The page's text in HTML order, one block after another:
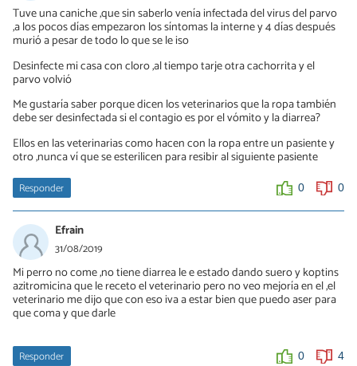
0
Gladys
BUENAS NOCHES disculpe ando muy afligida tengo una
cachorra de 2 meses que tiene esa enfermedad noce que hacer el
veterinario no me asegura su mejora y tampoco se ve mejorias
lleva 2 dias de tratamiento hay salvacion?'
29/11/2020
Hola yeison
Me podrías decir el nombre de los medicamentos porfavor me
urge tengo una perrita que ya lleva cuatro días tirada no come no
me recibe nada no sé qué hacer
Tuve una caniche ,que sin saberlo venía infectada del virus del parvo
,a los pocos días empezaron los síntomas la interne y 4 días después
murió a pesar de todo lo que se le iso
Desinfecte mi casa con cloro ,al tiempo tarje otra cachorrita y el
parvo volvió
Me gustaría saber porque dicen los veterinarios que la ropa también
debe ser desinfectada si el contagio es por el vómito y la diarrea?
Ellos en las veterinarias como hacen con la ropa entre un pasiente y
otro ,nunca ví que se esterilicen para resibir al siguiente pasiente
Responder 0 0
Efrain
31/08/2019
Mi perro no come ,no tiene diarrea le e estado dando suero y koptins
azitromicina que le receto el veterinario pero no veo mejoría en el ,el
veterinario me dijo que con eso iva a estar bien que puedo aser para
que coma y que darle
Responder 0 4